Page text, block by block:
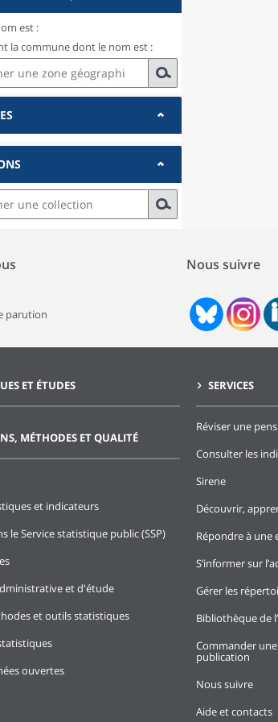
est :
la commune dont le nom est :
parution
Nous suivre
ET ÉTUDES
MÉTHODES ET QUALITÉ
et indicateurs
le Service statistique public (SSP)
et d'étude
et outils statistiques
ouvertes
SERVICES
Réviser une
Consulter les
Sirene
Découvrir,
Répondre à une
S’informer sur
Gérer les
Bibliothèque de
Commander
publication
Nous suivre
Aide et contacts